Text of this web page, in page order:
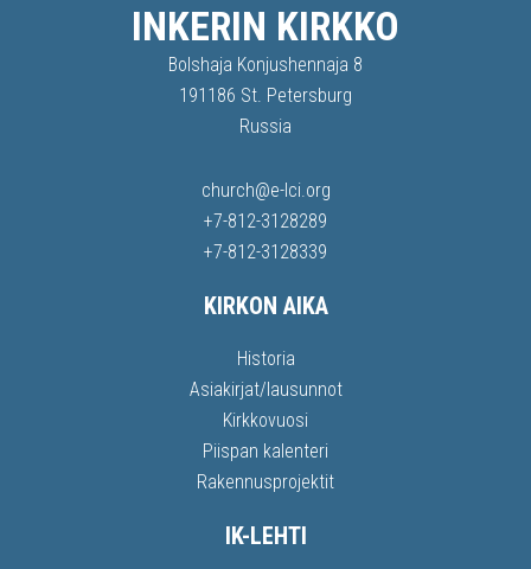
INKERIN KIRKKO
Bolshaja Konjushennaja 8
191186 St. Petersburg
Russia
church@e-lci.org
+7-812-3128289
+7-812-3128339
KIRKON AIKA
Historia
Asiakirjat/lausunnot
Kirkkovuosi
Piispan kalenteri
Rakennusprojektit
IK-LEHTI